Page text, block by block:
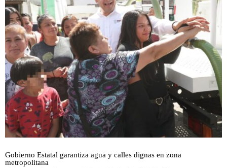
Gobierno Estatal garantiza agua y calles dignas en zona
metropolitana